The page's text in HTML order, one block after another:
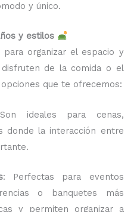
y único.
y estilos
organizar el espacio y
de la comida o el
que te ofrecemos:
ideales para cenas,
donde la interacción entre
: Perfectas para eventos
o banquetes más
y permiten organizar a